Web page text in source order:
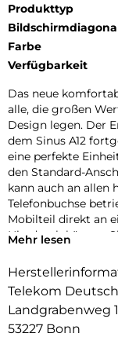
Produkttyp
Farbe
Verfügbarkeit
Das neue
alle, die großen
Design legen. Der
dem Sinus A12
eine perfekte
den Standard-
kann auch an allen
Telefonbuchse
Mobilteil direkt an
Hierdurch können
Einfachheit und
Multifunktionstaste
Benutzerführung
runden das
Mehr lesen
Telekom
Landgrabenweg
53227 Bonn